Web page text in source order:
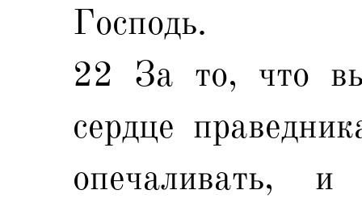
Господь.
22 За то, что
сердце
опечаливать, и